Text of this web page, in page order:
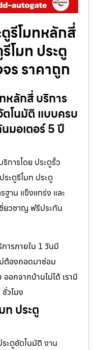
รีโมทหลักสี่
โมท ประตู
ร ราคาถูก
หลักสี่ บริการ
โนมัติ แบบครบ
มอเตอร์ 5 ปี
การโดย ประตูรั้ว
ะตูรีโมท ประตู
าน แข็งแกร่ง และ
ยวชาญ ฟรีประกัน
ารภายใน 1 วันมี
ต้องถอดมาซ่อม
กจากบ้านไม่ได้ เรามี
วโมง
ประตู
ะตูอัตโนมัติ งาน